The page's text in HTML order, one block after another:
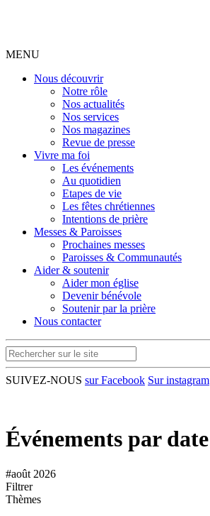
MENU
Nous découvrir
Notre rôle
Nos actualités
Nos services
Nos magazines
Revue de presse
Vivre ma foi
Les événements
Au quotidien
Etapes de vie
Les fêtes chrétiennes
Intentions de prière
Messes & Paroisses
Prochaines messes
Paroisses & Communautés
Aider & soutenir
Aider mon église
Devenir bénévole
Soutenir par la prière
Nous contacter
SUIVEZ-NOUS sur Facebook Sur instagram
Événements par date
#août 2026
Filtrer
Thèmes